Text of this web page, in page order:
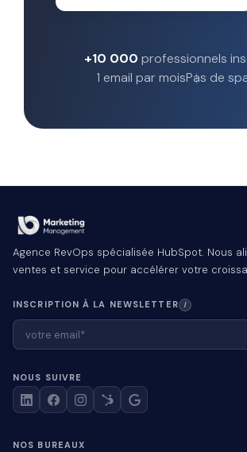
+10 000 professionnels
1 email par moisPas de
Agence RevOps spécialisée HubSpot. Nous
ventes et service pour accélérer votre
INSCRIPTION À LA NEWSLETTER I
NOUS SUIVRE
NOS BUREAUX